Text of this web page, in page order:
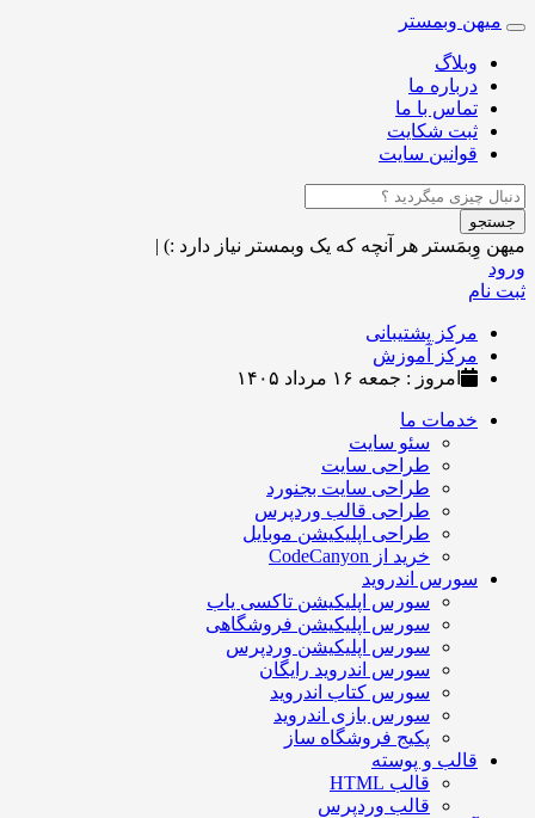
Toggle
navigation
میهن وبمستر
وبلاگ
درباره ما
تماس با ما
ثبت شکایت
قوانین سایت
جستجو
میهن وِبمَستر هر آنچه که یک وبمستر نیاز دارد :) |
ورود
ثبت نام
مرکز پشتیبانی
مرکز آموزش
امروز : جمعه ۱۶ مرداد ۱۴۰۵
خدمات ما
سئو سایت
طراحی سایت
طراحی سایت بجنورد
طراحی قالب وردپرس
طراحی اپلیکیشن موبایل
خرید از CodeCanyon
سورس اندروید
سورس اپلیکیشن تاکسی یاب
سورس اپلیکیشن فروشگاهی
سورس اپلیکیشن وردپرس
سورس اندروید رایگان
سورس کتاب اندروید
سورس بازی اندروید
پکیج فروشگاه ساز
قالب و پوسته
قالب HTML
قالب وردپرس